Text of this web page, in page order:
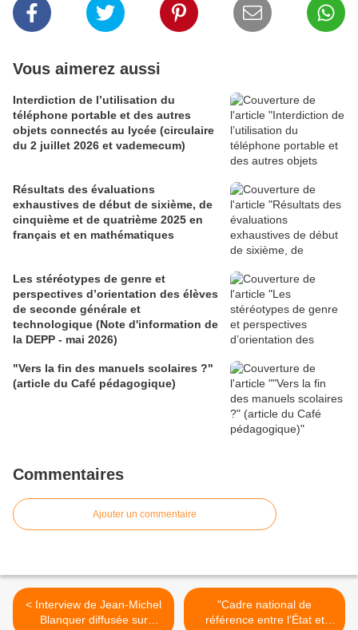
Vous aimerez aussi
Interdiction de l’utilisation du
téléphone portable et des autres
objets connectés au lycée (circulaire
du 2 juillet 2026 et vademecum)
Résultats des évaluations
exhaustives de début de sixième, de
cinquième et de quatrième 2025 en
français et en mathématiques
Les stéréotypes de genre et
perspectives d’orientation des élèves
de seconde générale et
technologique (Note d'information de
la DEPP - mai 2026)
"Vers la fin des manuels scolaires ?"
(article du Café pédagogique)
Commentaires
Ajouter un commentaire
< Interview de Jean-Michel
Blanquer diffusée sur
"Cadre national de
référence entre l’État et